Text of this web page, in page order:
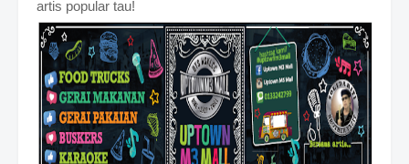
artis popular tau!